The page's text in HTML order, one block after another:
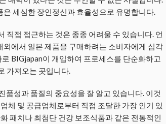
세심한 장인정신과 효율성으로 유명합니다.
직접 접근하는 것은 종종 어려울 수 있습니다. 언
외에서 일본 제품을 구매하려는 소비자에게 심각
BIGjapan이 개입하여 프로세스를 단순화하고
가져오는 곳입니다.
품성과 품질의 중요성을 잘 알고 있습니다. 이것
체 및 공급업체로부터 직접 조달한 가장 인기 있
패치나 최첨단 건강 보조식품과 같은 전통적인